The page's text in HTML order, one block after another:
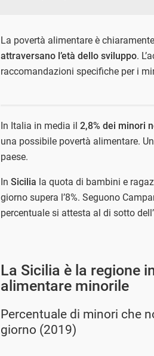
La povertà alimentare è
attraversano l’età dello sviluppo.
raccomandazioni specifiche per i
In Italia in media il 2,8% dei minori
una possibile povertà alimentare.
paese.
In Sicilia la quota di bambini e
giorno supera l’8%. Seguono
percentuale si attesta al di sotto
La Sicilia è la regione
alimentare minorile
Percentuale di minori che
giorno (2019)